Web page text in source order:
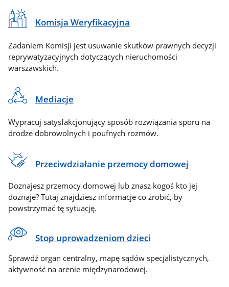
Komisja Weryfikacyjna
Zadaniem Komisji jest usuwanie skutków prawnych decyzji
reprywatyzacyjnych dotyczących nieruchomości
warszawskich.
Mediacje
Wypracuj satysfakcjonujący sposób rozwiązania sporu na
drodze dobrowolnych i poufnych rozmów.
Przeciwdziałanie przemocy domowej
Doznajesz przemocy domowej lub znasz kogoś kto jej
doznaje? Tutaj znajdziesz informacje co zrobić, by
powstrzymać tę sytuację.
Stop uprowadzeniom dzieci
Sprawdź organ centralny, mapę sądów specjalistycznych,
aktywność na arenie międzynarodowej.